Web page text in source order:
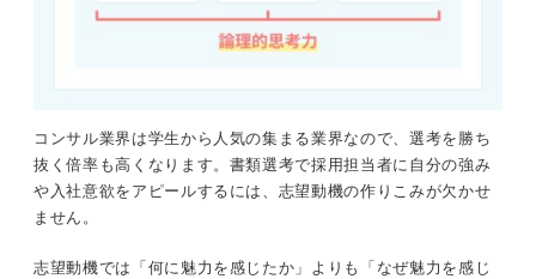
コンサル業界は学生から人気の集まる業界なので、選考を勝ち
抜く倍率も高くなります。書類選考で採用担当者に自分の強み
や入社意欲をアピールするには、志望動機の作りこみが欠かせ
ません。
志望動機では「何に魅力を感じたか」よりも「なぜ魅力を感じ